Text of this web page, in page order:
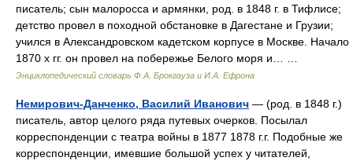
писатель; сын малоросса и армянки, род. в 1848 г. в Тифлисе;
детство провел в походной обстановке в Дагестане и Грузии;
учился в Александровском кадетском корпусе в Москве. Начало
1870 х гг. он провел на побережье Белого моря и… …
Энциклопедический словарь Ф.А. Брокгауза и И.А. Ефрона
Немирович-Данченко, Василий Иванович — (род. в 1848 г.)
писатель, автор целого ряда путевых очерков. Посылал
корреспонденции с театра войны в 1877 1878 г.г. Подобные же
корреспонденции, имевшие большой успех у читателей,